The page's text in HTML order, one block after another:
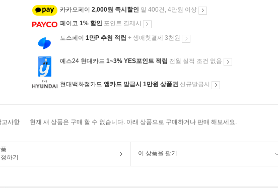
카카오페이 2,000원 즉시할인 일 400건, 4만원 이상
페이코 1% 할인 포인트 결제시
토스페이 1만P 추첨 적립 + 생애첫결제 3천원
예스24 현대카드 1~3% YES포인트 적립 전월 실적 조건 없음
현대백화점카드 앱카드 발급시 1만원 상품권 신규발급시
고사항 현재 새 상품은 구매 할 수 없습니다. 아래 상품으로 구매하거나 판매 해보세요.
하기
이 상품을 팔기